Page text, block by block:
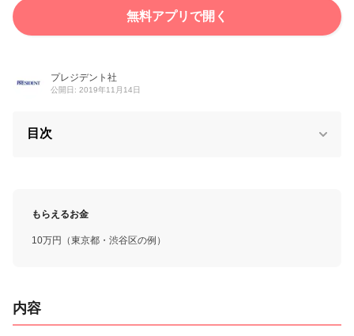
無料アプリで開く
プレジデント社
公開日: 2019年11月14日
目次
もらえるお金
10万円（東京都・渋谷区の例）
内容